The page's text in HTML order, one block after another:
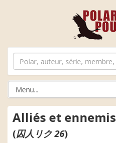
Alliés et ennemis
(囚人リク 26)